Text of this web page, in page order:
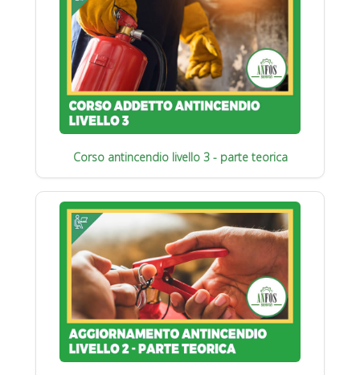
Corso antincendio livello 3 - parte teorica